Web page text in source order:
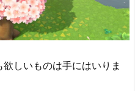
しいものは手にはいりま